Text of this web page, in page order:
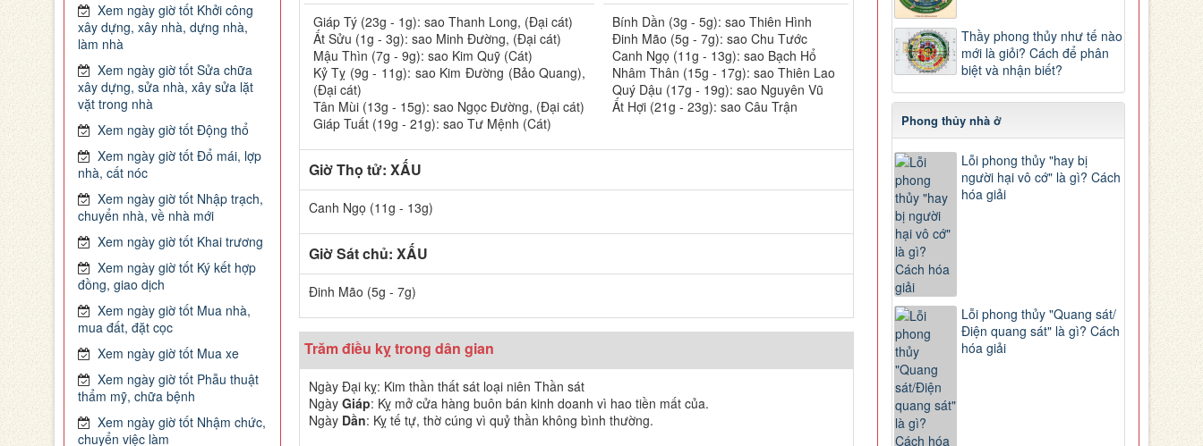
Giáp Tý (23g - 1g): sao Thanh Long, (Đại cát)
Ất Sửu (1g - 3g): sao Minh Đường, (Đại cát)
Mậu Thìn (7g - 9g): sao Kim Quỹ (Cát)
Kỷ Tỵ (9g - 11g): sao Kim Đường (Bảo Quang),
(Đại cát)
Tân Mùi (13g - 15g): sao Ngọc Đường, (Đại cát)
Giáp Tuất (19g - 21g): sao Tư Mệnh (Cát)
Bính Dần (3g - 5g): sao Thiên Hình
Đinh Mão (5g - 7g): sao Chu Tước
Canh Ngọ (11g - 13g): sao Bạch Hổ
Nhâm Thân (15g - 17g): sao Thiên Lao
Quý Dậu (17g - 19g): sao Nguyên Vũ
Ất Hợi (21g - 23g): sao Câu Trận
Giờ Thọ tử: XẤU
Canh Ngọ (11g - 13g)
Giờ Sát chủ: XẤU
Đinh Mão (5g - 7g)
Trăm điều kỵ trong dân gian
Ngày Đại kỵ: Kim thần thất sát loại niên Thần sát
Ngày Giáp: Kỵ mở cửa hàng buôn bán kinh doanh vì hao tiền mất của.
Ngày Dần: Kỵ tế tự, thờ cúng vì quỷ thần không bình thường.
Thầy phong thủy như tế nào
mới là giỏi? Cách để phân
biệt và nhận biết?
Phong thủy nhà ở
Lỗi phong thủy "hay bị
người hại vô cớ" là gì? Cách
hóa giải
Lỗi phong thủy "Quang sát/
Điện quang sát" là gì? Cách
hóa giải
Xem ngày giờ tốt Khởi công
xây dựng, xây nhà, dựng nhà,
làm nhà
Xem ngày giờ tốt Sửa chữa
xây dựng, sửa nhà, xây sửa lặt
vặt trong nhà
Xem ngày giờ tốt Động thổ
Xem ngày giờ tốt Đổ mái, lợp
nhà, cất nóc
Xem ngày giờ tốt Nhập trạch,
chuyển nhà, về nhà mới
Xem ngày giờ tốt Khai trương
Xem ngày giờ tốt Ký kết hợp
đồng, giao dịch
Xem ngày giờ tốt Mua nhà,
mua đất, đặt cọc
Xem ngày giờ tốt Mua xe
Xem ngày giờ tốt Phẫu thuật
thẩm mỹ, chữa bệnh
Xem ngày giờ tốt Nhậm chức,
chuyển việc làm